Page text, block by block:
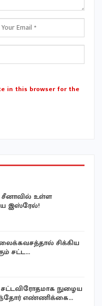
in this browser for the
சீனாவில் உள்ள
இஸ்ரேல்!
சிக்கிய
சட்ட…
நுழைய
எண்ணிக்கை…